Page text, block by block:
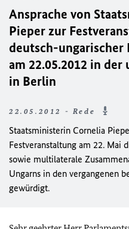
Ansprache von
Pieper zur
deutsch-ungarischer
am 22.05.2012 in
in Berlin
22.05.2012 - Rede
Staatsministerin Cornelia
Festveranstaltung am 22. Mai
sowie multilaterale
Ungarns in den vergangenen
gewürdigt.